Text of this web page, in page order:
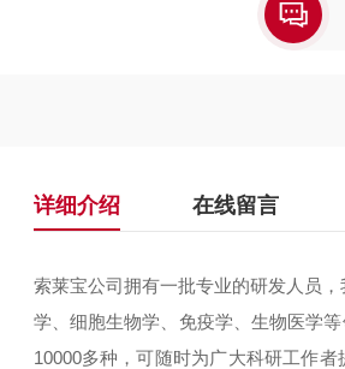
详细介绍 在线留言
索莱宝公司拥有一批专业的研发人员
学、细胞生物学、免疫学、生物医学
10000多种，可随时为广大科研工作